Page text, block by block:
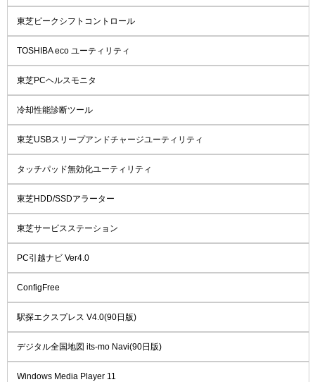
東芝ピークシフトコントロール
TOSHIBA eco ユーティリティ
東芝PCヘルスモニタ
冷却性能診断ツール
東芝USBスリープアンドチャージユーティリティ
タッチパッド無効化ユーティリティ
東芝HDD/SSDアラーター
東芝サービスステーション
PC引越ナビ Ver4.0
ConfigFree
駅探エクスプレス V4.0(90日版)
デジタル全国地図 its-mo Navi(90日版)
Windows Media Player 11